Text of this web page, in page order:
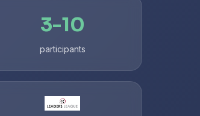
3-10
participants